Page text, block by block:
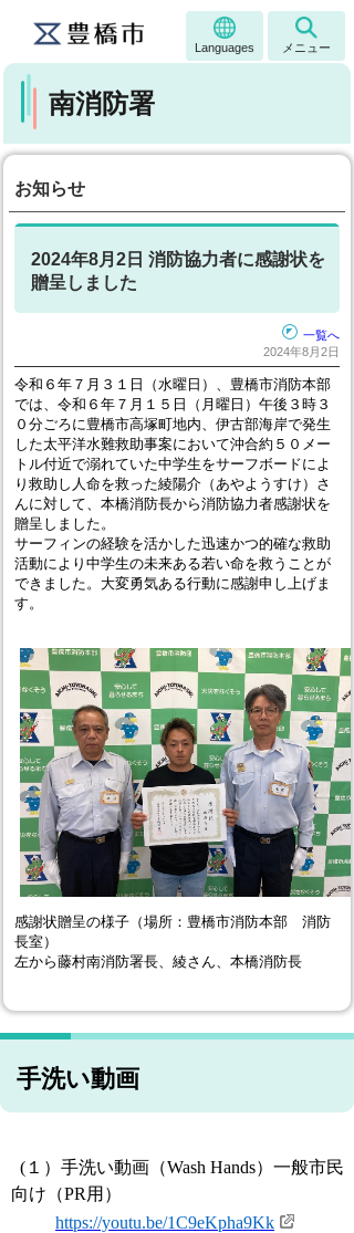
Languages メニュー
南消防署
お知らせ
2024年8月2日 消防協力者に感謝状を
贈呈しました
一覧へ
2024年8月2日
令和６年７月３１日（水曜日）、豊橋市消防本部
では、令和６年７月１５日（月曜日）午後３時３
０分ごろに豊橋市高塚町地内、伊古部海岸で発生
した太平洋水難救助事案において沖合約５０メー
トル付近で溺れていた中学生をサーフボードによ
り救助し人命を救った綾陽介（あやようすけ）さ
んに対して、本橋消防長から消防協力者感謝状を
贈呈しました。
サーフィンの経験を活かした迅速かつ的確な救助
活動により中学生の未来ある若い命を救うことが
できました。大変勇気ある行動に感謝申し上げま
す。
感謝状贈呈の様子（場所：豊橋市消防本部 消防
長室）
左から藤村南消防署長、綾さん、本橋消防長
手洗い動画
(１）手洗い動画（Wash Hands）一般市民
向け（PR用）
https://youtu.be/1C9eKpha9Kk